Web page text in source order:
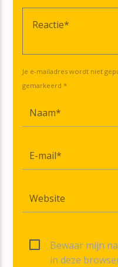
Je e-mailadres wordt niet
gemarkeerd *
Bewaar mijn
in deze